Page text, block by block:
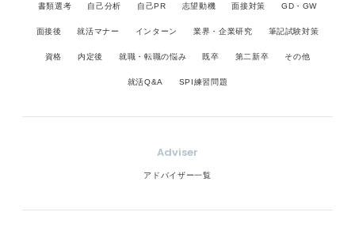
書類選考 自己分析 自己PR 志望動機 面接対策 GD・GW
面接後 就活マナー インターン 業界・企業研究 筆記試験対策
資格 内定後 就職・転職の悩み 既卒 第二新卒 その他
就活Q&A SPI練習問題
Adviser
アドバイザー一覧